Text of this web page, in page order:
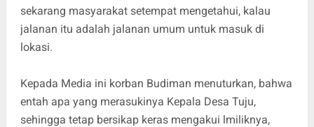
sekarang masyarakat setempat mengetahui, kalau
jalanan itu adalah jalanan umum untuk masuk di
lokasi.
Kepada Media ini korban Budiman menuturkan, bahwa
entah apa yang merasukinya Kepala Desa Tuju,
sehingga tetap bersikap keras mengakui lmiliknya,